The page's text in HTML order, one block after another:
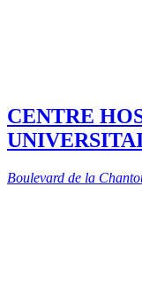
CENTRE
Boulevard de la